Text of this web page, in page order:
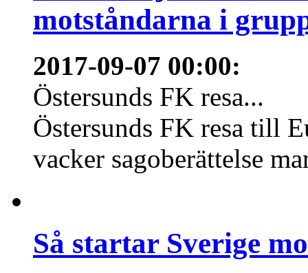
motståndarna i
2017-09-07 00:00:
Östersunds FK resa...
Östersunds FK resa till
vacker sagoberättelse
Så startar Sverige